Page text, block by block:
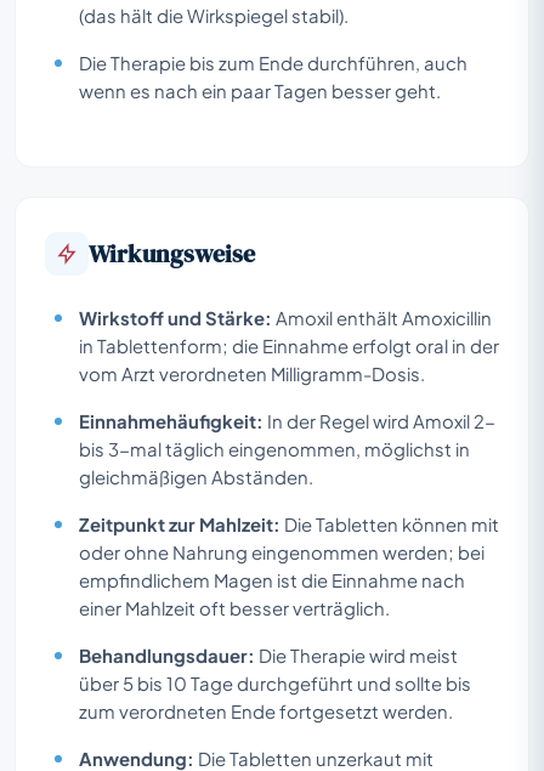
(das hält die Wirkspiegel stabil).
Die Therapie bis zum Ende durchführen, auch
wenn es nach ein paar Tagen besser geht.
Wirkungsweise
Wirkstoff und Stärke: Amoxil enthält Amoxicillin
in Tablettenform; die Einnahme erfolgt oral in der
vom Arzt verordneten Milligramm-Dosis.
Einnahmehäufigkeit: In der Regel wird Amoxil 2-
bis 3-mal täglich eingenommen, möglichst in
gleichmäßigen Abständen.
Zeitpunkt zur Mahlzeit: Die Tabletten können mit
oder ohne Nahrung eingenommen werden; bei
empfindlichem Magen ist die Einnahme nach
einer Mahlzeit oft besser verträglich.
Behandlungsdauer: Die Therapie wird meist
über 5 bis 10 Tage durchgeführt und sollte bis
zum verordneten Ende fortgesetzt werden.
Anwendung: Die Tabletten unzerkaut mit